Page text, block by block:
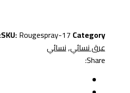
SKU:Rougespray-17 Category:
عرق نسائي,نسائي
Share: